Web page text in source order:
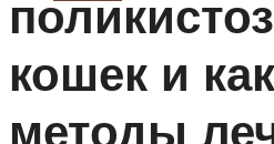
кошек и
методы